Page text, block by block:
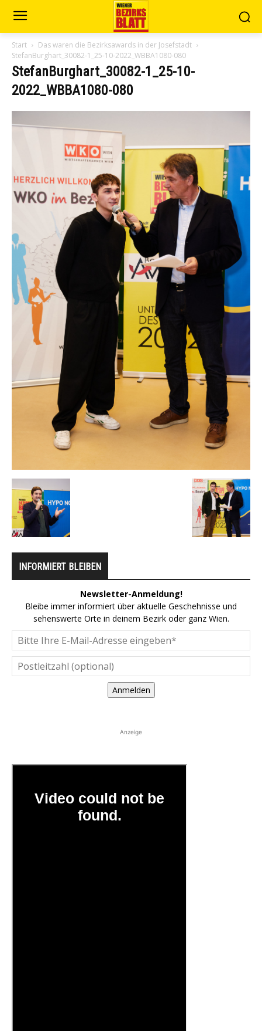
Start
Das waren die Bezirksawards in der Josefstadt
StefanBurghart_30082-1_25-10-2022_WBBA1080-080
StefanBurghart_30082-1_25-10-
2022_WBBA1080-080
INFORMIERT BLEIBEN
Newsletter-Anmeldung!
Bleibe immer informiert über aktuelle Geschehnisse und
sehenswerte Orte in deinem Bezirk oder ganz Wien.
Anmelden
Anzeige